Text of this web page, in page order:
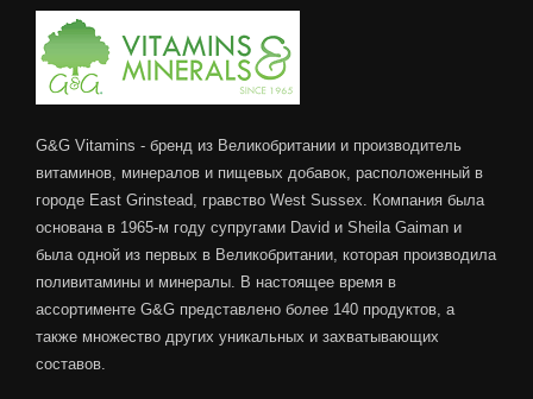
G&G Vitamins - бренд из Великобритании и производитель
витаминов, минералов и пищевых добавок, расположенный в
городе East Grinstead, гравство West Sussex. Компания была
основана в 1965-м году супругами David и Sheila Gaiman и
была одной из первых в Великобритании, которая производила
поливитамины и минералы. В настоящее время в
ассортименте G&G представлено более 140 продуктов, а
также множество других уникальных и захватывающих
составов.